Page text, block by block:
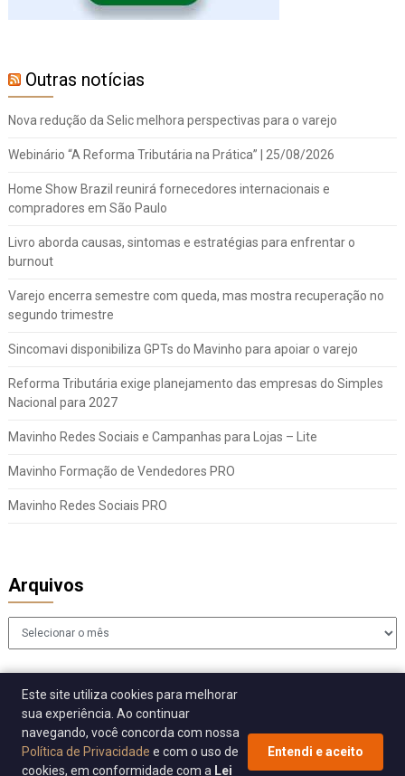
Outras notícias
Nova redução da Selic melhora perspectivas para o varejo
Webinário “A Reforma Tributária na Prática” | 25/08/2026
Home Show Brazil reunirá fornecedores internacionais e
compradores em São Paulo
Livro aborda causas, sintomas e estratégias para enfrentar o
burnout
Varejo encerra semestre com queda, mas mostra recuperação no
segundo trimestre
Sincomavi disponibiliza GPTs do Mavinho para apoiar o varejo
Reforma Tributária exige planejamento das empresas do Simples
Nacional para 2027
Mavinho Redes Sociais e Campanhas para Lojas – Lite
Mavinho Formação de Vendedores PRO
Mavinho Redes Sociais PRO
Arquivos
Arquivos
Este site utiliza cookies para melhorar
sua experiência. Ao continuar
navegando, você concorda com nossa
Política de Privacidade e com o uso de
cookies, em conformidade com a Lei
Entendi e aceito